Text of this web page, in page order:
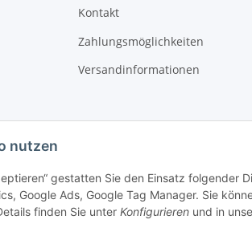
nutzen
gestatten Sie den Einsatz folgender
Google Ads, Google Tag Manager. Sie
finden Sie unter Konfigurieren und in
Kontakt
Zahlungsmöglichkeiten
Versandinformationen